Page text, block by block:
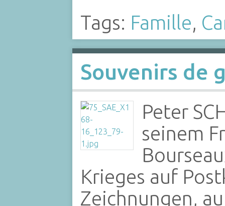
Tags: Famille,
Souvenirs de
Peter
seinem
Krieges auf
Zeichnungen,